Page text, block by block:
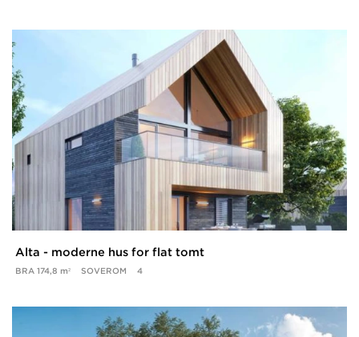
Alta - moderne hus for flat tomt
BRA 174,8 m² SOVEROM 4